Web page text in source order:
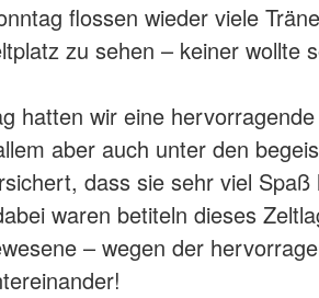
flossen wieder viele
zu sehen – keiner wollte
hatten wir eine
aber auch unter den
dass sie sehr viel
waren betiteln dieses
– wegen der